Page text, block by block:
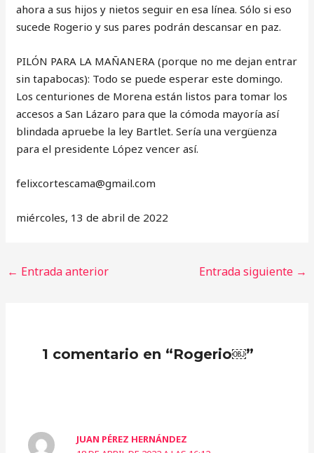
ahora a sus hijos y nietos seguir en esa línea. Sólo si eso
sucede Rogerio y sus pares podrán descansar en paz.
PILÓN PARA LA MAÑANERA (porque no me dejan entrar
sin tapabocas): Todo se puede esperar este domingo.
Los centuriones de Morena están listos para tomar los
accesos a San Lázaro para que la cómoda mayoría así
blindada apruebe la ley Bartlet. Sería una vergüenza
para el presidente López vencer así.
‎felixcortescama@gmail.com
miércoles, 13 de abril de 2022
← Entrada anterior Entrada siguiente →
1 comentario en “Rogerio￼”
JUAN PÉREZ HERNÁNDEZ